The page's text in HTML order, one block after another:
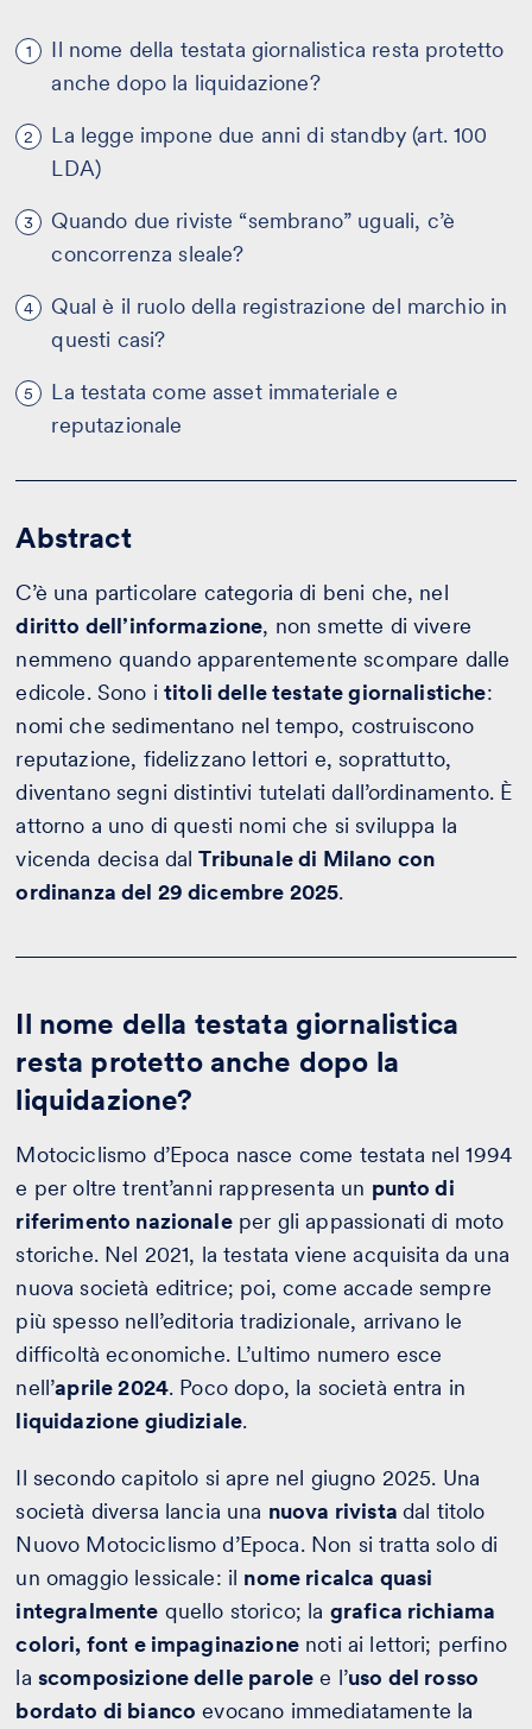
1
Il nome della testata giornalistica resta protetto
anche dopo la liquidazione?
2
La legge impone due anni di standby (art. 100
LDA)
3
Quando due riviste “sembrano” uguali, c’è
concorrenza sleale?
4
Qual è il ruolo della registrazione del marchio in
questi casi?
5
La testata come asset immateriale e
reputazionale
Abstract
C’è una particolare categoria di beni che, nel
diritto dell’informazione, non smette di vivere
nemmeno quando apparentemente scompare dalle
edicole. Sono i titoli delle testate giornalistiche:
nomi che sedimentano nel tempo, costruiscono
reputazione, fidelizzano lettori e, soprattutto,
diventano segni distintivi tutelati dall’ordinamento. È
attorno a uno di questi nomi che si sviluppa la
vicenda decisa dalTribunale di Milano con
ordinanza del 29 dicembre 2025.
Il nome della testata giornalistica
resta protetto anche dopo la
liquidazione?
Motociclismo d’Epoca nasce come testata nel 1994
e per oltre trent’anni rappresenta un punto di
riferimento nazionaleper gli appassionati di moto
storiche. Nel 2021, la testata viene acquisita da una
nuova società editrice; poi, come accade sempre
più spesso nell’editoria tradizionale, arrivano le
difficoltà economiche. L’ultimo numero esce
nell’aprile 2024. Poco dopo, la società entra in
liquidazione giudiziale.
Il secondo capitolo si apre nel giugno 2025. Una
società diversa lancia una nuova rivistadal titolo
Nuovo Motociclismo d’Epoca. Non si tratta solo di
un omaggio lessicale: il nome ricalca quasi
integralmente quello storico; la grafica richiama
colori, font e impaginazionenoti ai lettori; perfino
la scomposizione delle parole e l’uso del rosso
bordato di bianco evocano immediatamente la